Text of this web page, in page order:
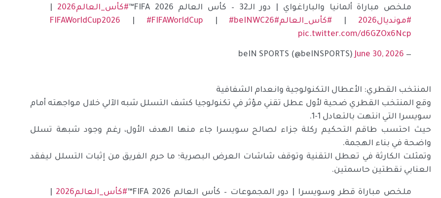
ملخص مباراة ألمانيا والباراغواي | دور الـ32 – كأس العالم FIFA 2026™ #كأس_العالم2026
#مونديال2026
#كأس_العالم#FIFAWorldCup2026
#FIFAWorldCup
#beINWC26
pic.twitter.com/d6GZOx6Ncp
— beIN SPORTS (@beINSPORTS)
June 30, 2026
المنتخب القطري: الأعطال التكنولوجية وانعدام الشفافية
وقع المنتخب القطري ضحية لأول عطل تقني مؤثر في تكنولوجيا كشف التسلل شبه الآلي خلال مواجهته أمام
سويسرا التي انتهت بالتعادل 1-1.
حيث احتسب طاقم التحكيم ركلة جزاء لصالح سويسرا جاء منها الهدف الأول، رغم وجود شبهة تسلل
واضحة في بناء الهجمة.
وتمثلت الكارثة في تعطل التقنية وتوقف شاشات العرض البصرية؛ ما حرم الفريق من إثبات التسلل ليفقد
العنابي نقطتين حاسمتين.
ملخص مباراة قطر وسويسرا | دور المجموعات – كأس العالم FIFA 2026™ #كأس_العالم2026